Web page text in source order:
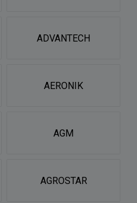
ADVANTECH
AERONIK
AGM
AGROSTAR